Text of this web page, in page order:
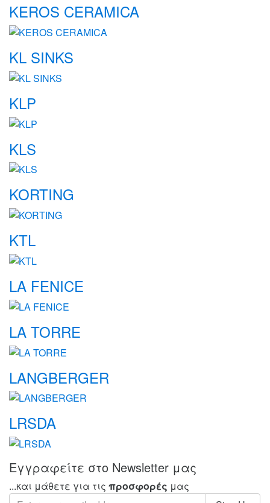
KEROS CERAMICA
KL SINKS
KLP
KLS
KORTING
KTL
LA FENICE
LA TORRE
LANGBERGER
LRSDA
Εγγραφείτε στο Newsletter μας
...και μάθετε για τις προσφορές μας